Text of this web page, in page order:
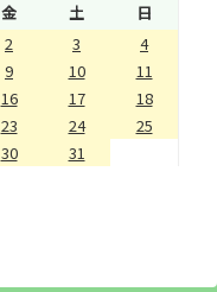
金 土
日
2 3
4
9 10
11
16 17
18
23 24
25
30 31